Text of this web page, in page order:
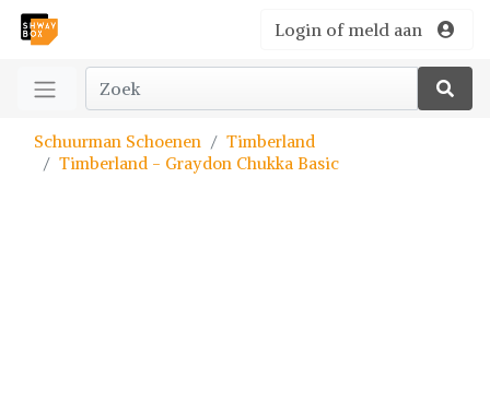
Login of meld aan
Schuurman Schoenen
Timberland
Timberland - Graydon Chukka Basic